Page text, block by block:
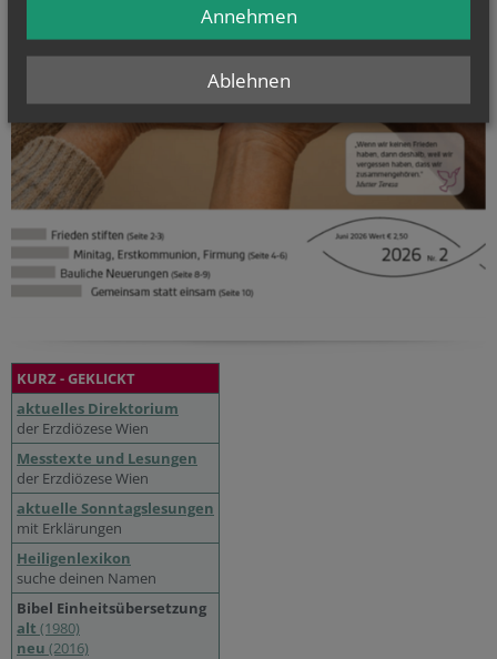
KURZ - GEKLICKT
aktuelles Direktorium
der Erzdiözese Wien
Messtexte und Lesungen
der Erzdiözese Wien
aktuelle Sonntagslesungen
mit Erklärungen
Heiligenlexikon
suche deinen Namen
Bibel Einheitsübersetzung
alt (1980)
neu (2016)
Ablehnen
Annehmen